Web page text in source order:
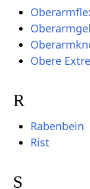
Obere
R
Rabenbein
Rist
S